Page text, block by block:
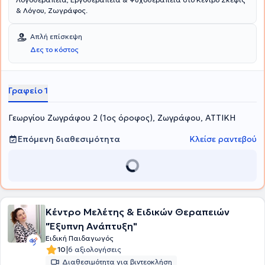
& Λόγου, Ζωγράφος.
Απλή επίσκεψη
Δες το κόστος
Γραφείο 1
Γεωργίου Ζωγράφου 2 (1ος όροφος), Ζωγράφου, ΑΤΤΙΚΗ
Επόμενη διαθεσιμότητα
Κλείσε ραντεβού
Κέντρο Μελέτης & Ειδικών Θεραπειών
"Έξυπνη Ανάπτυξη"
Ειδική Παιδαγωγός
10|6 αξιολογήσεις
Διαθεσιμότητα για βιντεοκλήση